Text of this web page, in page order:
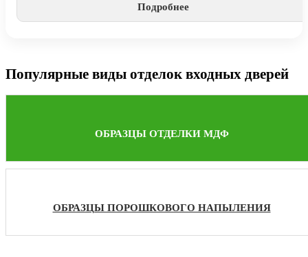
Подробнее
Популярные виды отделок входных дверей
ОБРАЗЦЫ ОТДЕЛКИ МДФ
ОБРАЗЦЫ ПОРОШКОВОГО НАПЫЛЕНИЯ